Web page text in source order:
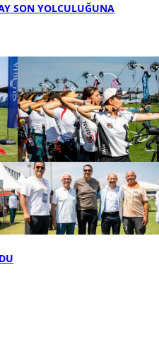
SON YOLCULUĞUNA